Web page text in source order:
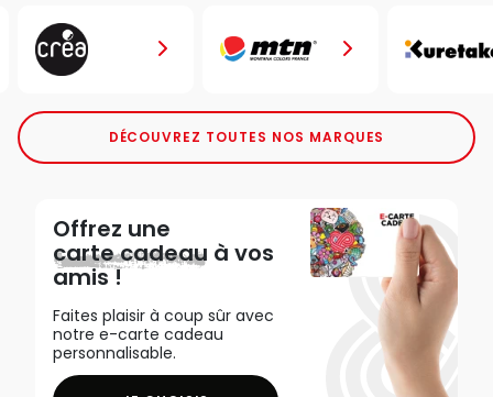
DÉCOUVREZ TOUTES NOS MARQUES
Offrez une
carte cadeau à vos
amis !
Faites plaisir à coup sûr avec
notre e-carte cadeau
personnalisable.